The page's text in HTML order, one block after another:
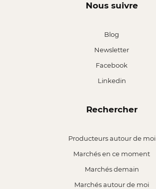
Nous suivre
Blog
Newsletter
Facebook
Linkedin
Rechercher
Producteurs autour de moi
Marchés en ce moment
Marchés demain
Marchés autour de moi